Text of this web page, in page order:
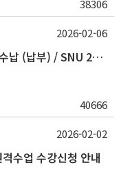
38306
(2/20~) 2026학년도 제1학기 등록금 수납 (납부) / SNU 26-1 Tuition fee payment notice
40666
2026-02-06
수업 수강신청 안내
2026-02-02